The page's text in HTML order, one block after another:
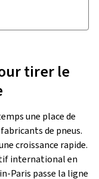
tirer le
une place de
de pneus.
croissance rapide.
international en
Paris passe la ligne